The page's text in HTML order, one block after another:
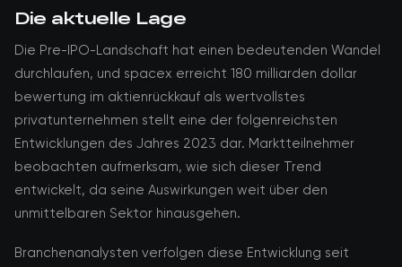
Die aktuelle Lage
Die Pre-IPO-Landschaft hat einen bedeutenden Wandel
durchlaufen, und spacex erreicht 180 milliarden dollar
bewertung im aktienrückkauf als wertvollstes
privatunternehmen stellt eine der folgenreichsten
Entwicklungen des Jahres 2023 dar. Marktteilnehmer
beobachten aufmerksam, wie sich dieser Trend
entwickelt, da seine Auswirkungen weit über den
unmittelbaren Sektor hinausgehen.
Branchenanalysten verfolgen diese Entwicklung seit